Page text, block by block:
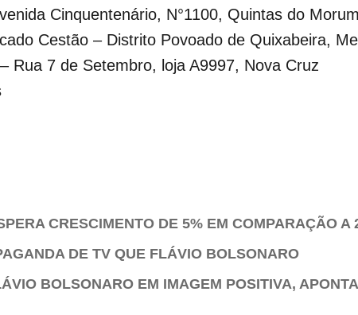
Cinquentenário, N°1100, Quintas do
Cestão – Distrito Povoado de Quixabeira,
Rua 7 de Setembro, loja A9997, Nova Cruz
CRESCIMENTO DE 5% EM COMPARAÇÃO A
DE TV QUE FLÁVIO BOLSONARO
BOLSONARO EM IMAGEM POSITIVA,